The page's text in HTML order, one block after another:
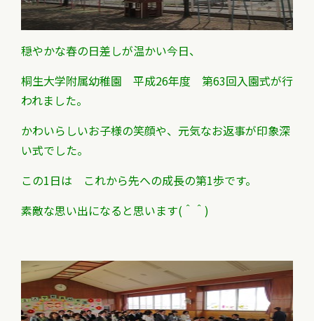
穏やかな春の日差しが温かい今日、
桐生大学附属幼稚園 平成26年度 第63回入園式が行
われました。
かわいらしいお子様の笑顔や、元気なお返事が印象深
い式でした。
この1日は これから先への成長の第1歩です。
素敵な思い出になると思います(＾＾)